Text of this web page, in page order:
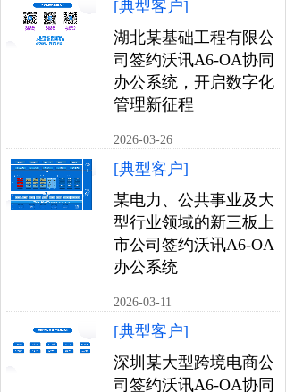
[典型客户]
湖北某基础工程有限公
司签约沃讯A6-OA协同
办公系统，开启数字化
管理新征程
2026-03-26
[典型客户]
某电力、公共事业及大
型行业领域的新三板上
市公司签约沃讯A6-OA
办公系统
2026-03-11
[典型客户]
深圳某大型跨境电商公
司签约沃讯A6-OA协同